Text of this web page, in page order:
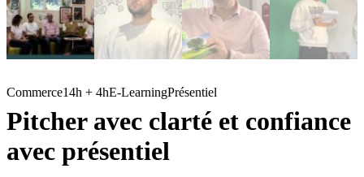
Commerce14h + 4hE-LearningPrésentiel
Pitcher avec clarté et confiance
avec présentiel